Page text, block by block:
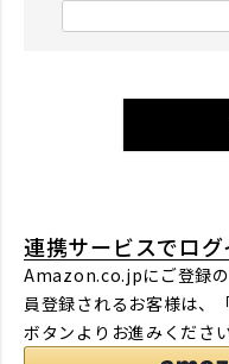
)
連携サービスでロ
Amazon.co.jpにご登録
員登録されるお客様は、
ボタンよりお進みください